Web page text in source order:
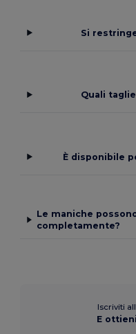
Si
Quali
È disponibile
Le maniche
completamente?
Iscriviti
E